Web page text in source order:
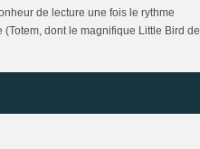
de lecture une fois le rythme
dont le magnifique Little Bird de